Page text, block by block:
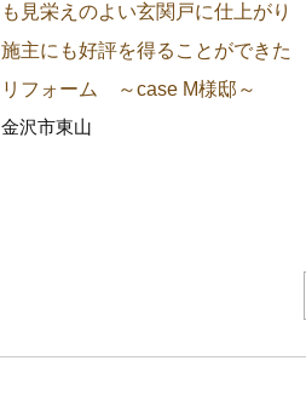
も見栄えのよい玄関戸に仕上がり
施主にも好評を得ることができた
リフォーム ～case M様邸～
金沢市東山